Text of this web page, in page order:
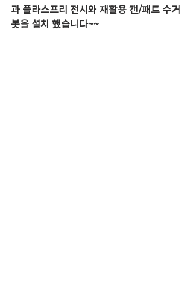
과 플라스프리 전시와 재활용 캔/패트 수거
봇을 설치 했습니다~~